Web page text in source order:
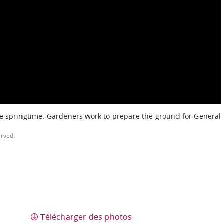
springtime. Gardeners work to prepare the ground for General
Télécharger des photos